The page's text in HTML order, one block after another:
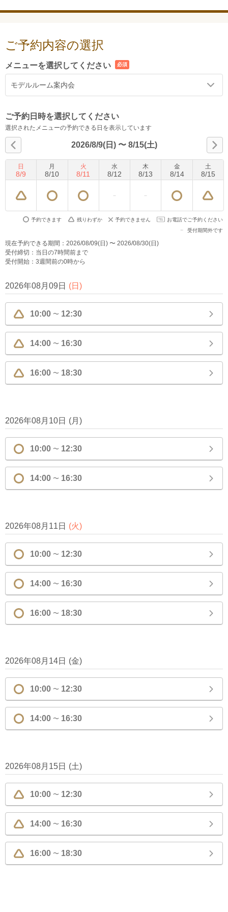
ご予約内容の選択
メニューを選択してください 必須
モデルルーム案内会
ご予約日時を選択してください
選択されたメニューの予約できる日を表示しています
2026/8/9(日)〜 8/15(土)
日
8/9
月
8/10
火
8/11
水
8/12
木
8/13
金
8/14
土
8/15
予約できます 残りわずか 予約できません
お電話でご予約ください
受付期間外です
現在予約できる期間：2026/08/09(日) 〜 2026/08/30(日)
受付締切：当日の7時間前まで
受付開始：3週間前の0時から
2026年08月09日 (日 )
10:00 〜 12:30
14:00 〜 16:30
16:00 〜 18:30
2026年08月10日 (月 )
10:00 〜 12:30
14:00 〜 16:30
2026年08月11日 (火)
10:00 〜 12:30
14:00 〜 16:30
16:00 〜 18:30
2026年08月14日 (金)
10:00 〜 12:30
14:00 〜 16:30
2026年08月15日 (土)
10:00 〜 12:30
14:00 〜 16:30
16:00 〜 18:30